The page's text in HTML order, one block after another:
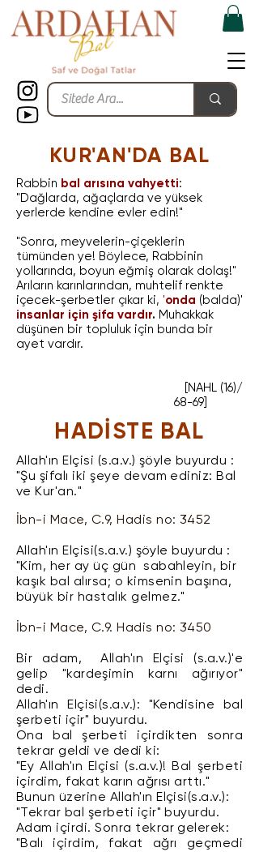
KUR'AN'DA BAL
Rabbin bal arısına vahyetti:
"Dağlarda, ağaçlarda ve yüksek
yerlerde kendine evler edin!"
"Sonra, meyvelerin-çiçeklerin
tümünden ye! Böylece, Rabbinin
yollarında, boyun eğmiş olarak dolaş!"
Arıların karınlarından, muhtelif renkte
içecek-şerbetler çıkar ki, 'onda (balda)'
insanlar için şifa vardır. Muhakkak
düşünen bir topluluk için bunda bir
ayet vardır.
[NAHL (16)/
68-69]
HADİSTE BAL
Allah'ın Elçisi (s.a.v.) şöyle buyurdu :
"Şu şifalı iki şeye devam ediniz: Bal
ve Kur'an."
İbn-i Mace, C.9, Hadis no: 3452
Allah'ın Elçisi(s.a.v.) şöyle buyurdu :
"Kim, her ay üç gün sabahleyin, bir
kaşık bal alırsa; o kimsenin başına,
büyük bir hastalık gelmez."
İbn-i Mace, C.9. Hadis no: 3450
Bir adam, Allah'ın Elçisi (s.a.v.)'e
gelip "kardeşimin karnı ağırıyor"
dedi.
Allah'ın Elçisi(s.a.v.): "Kendisine bal
şerbeti içir" buyurdu.
Ona bal şerbeti içirdikten sonra
tekrar geldi ve dedi ki:
"Ey Allah'ın Elçisi (s.a.v.)! Bal şerbeti
içirdim, fakat karın ağrısı arttı."
Bunun üzerine Allah'ın Elçisi(s.a.v.):
"Tekrar bal şerbeti içir" buyurdu.
Adam içirdi. Sonra tekrar gelerek:
"Balı içirdim, fakat ağrı geçmedi